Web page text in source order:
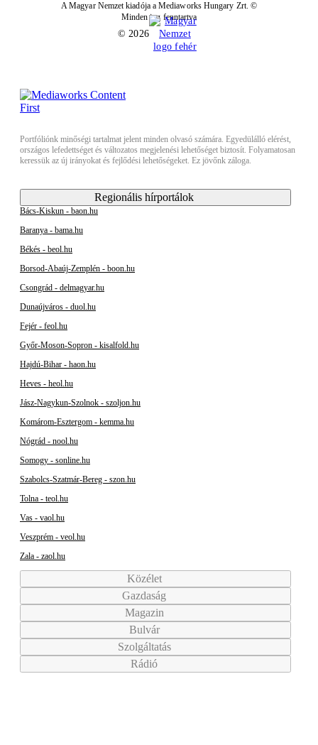
A Magyar Nemzet kiadója a Mediaworks Hungary Zrt. ©
Minden jog fenntartva
© 2026
Portfóliónk minőségi tartalmat jelent minden olvasó számára. Egyedülálló elérést,
országos lefedettséget és változatos megjelenési lehetőséget biztosít. Folyamatosan
keressük az új irányokat és fejlődési lehetőségeket. Ez jövőnk záloga.
Regionális hírportálok
Bács-Kiskun - baon.hu
Baranya - bama.hu
Békés - beol.hu
Borsod-Abaúj-Zemplén - boon.hu
Csongrád - delmagyar.hu
Dunaújváros - duol.hu
Fejér - feol.hu
Győr-Moson-Sopron - kisalfold.hu
Hajdú-Bihar - haon.hu
Heves - heol.hu
Jász-Nagykun-Szolnok - szoljon.hu
Komárom-Esztergom - kemma.hu
Nógrád - nool.hu
Somogy - sonline.hu
Szabolcs-Szatmár-Bereg - szon.hu
Tolna - teol.hu
Vas - vaol.hu
Veszprém - veol.hu
Zala - zaol.hu
Közélet
Gazdaság
Magazin
Bulvár
Szolgáltatás
Rádió